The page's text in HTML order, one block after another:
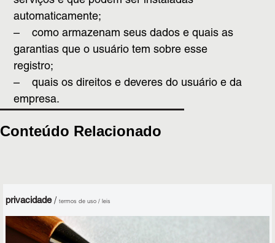
automaticamente;
– como armazenam seus dados e quais as
garantias que o usuário tem sobre esse
registro;
– quais os direitos e deveres do usuário e da
empresa.
Conteúdo Relacionado
privacidade/termos de uso / leis